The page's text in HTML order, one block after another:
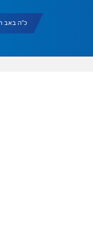
כ"ה באב תשפ"ו